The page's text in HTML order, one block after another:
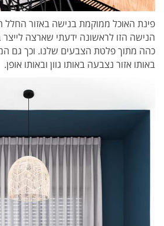
פינת האוכל ממוקמת בנישה באזור החלל
הנישה הזו לראשונה ידעתי שארצה לייצר
כהה מתוך פלטת הצבעים שלנו. וכך גם
באותו אזור נצבעה באותו גוון ובאותו אופן.